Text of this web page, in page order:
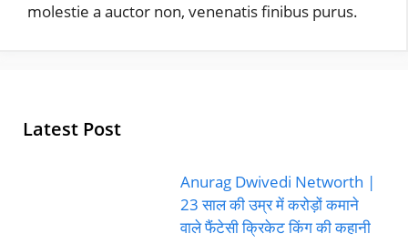
molestie a auctor non, venenatis finibus purus.
Latest Post
Anurag Dwivedi Networth |
23 साल की उम्र में करोड़ों कमाने
वाले फैंटेसी क्रिकेट किंग की कहानी